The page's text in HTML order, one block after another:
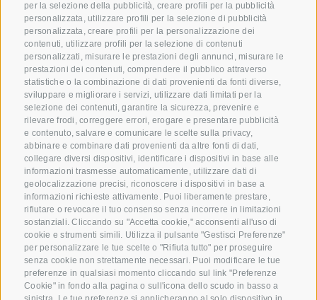
per la selezione della pubblicità, creare profili per la pubblicità
personalizzata, utilizzare profili per la selezione di pubblicità
personalizzata, creare profili per la personalizzazione dei
contenuti, utilizzare profili per la selezione di contenuti
personalizzati, misurare le prestazioni degli annunci, misurare le
prestazioni dei contenuti, comprendere il pubblico attraverso
statistiche o la combinazione di dati provenienti da fonti diverse,
sviluppare e migliorare i servizi, utilizzare dati limitati per la
selezione dei contenuti, garantire la sicurezza, prevenire e
rilevare frodi, correggere errori, erogare e presentare pubblicità
e contenuto, salvare e comunicare le scelte sulla privacy,
abbinare e combinare dati provenienti da altre fonti di dati,
collegare diversi dispositivi, identificare i dispositivi in base alle
informazioni trasmesse automaticamente, utilizzare dati di
geolocalizzazione precisi, riconoscere i dispositivi in base a
informazioni richieste attivamente. Puoi liberamente prestare,
rifiutare o revocare il tuo consenso senza incorrere in limitazioni
sostanziali. Cliccando su "Accetta cookie," acconsenti all'uso di
cookie e strumenti simili. Utilizza il pulsante "Gestisci Preferenze"
per personalizzare le tue scelte o "Rifiuta tutto" per proseguire
senza cookie non strettamente necessari. Puoi modificare le tue
preferenze in qualsiasi momento cliccando sul link "Preferenze
Cookie" in fondo alla pagina o sull'icona dello scudo in basso a